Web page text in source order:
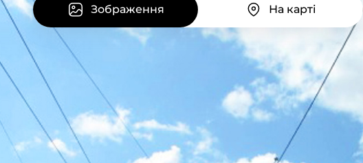
Зображення На карті